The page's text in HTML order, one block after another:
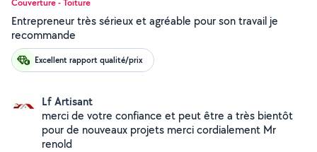
Couverture - Toiture
Entrepreneur très sérieux et agréable pour son travail je
recommande
Excellent rapport qualité/prix
Lf Artisant
merci de votre confiance et peut être a très bientôt
pour de nouveaux projets merci cordialement Mr
renold